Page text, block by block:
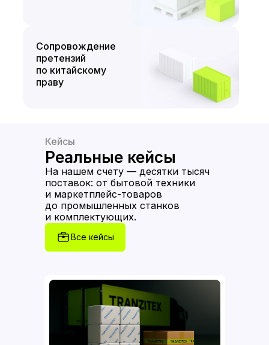
Сопровождение
претензий
по китайскому
праву
Кейсы
Реальные кейсы
На нашем счету — десятки тысяч
поставок: от бытовой техники
и маркетплейс-товаров
до промышленных станков
и комплектующих.
Все кейсы